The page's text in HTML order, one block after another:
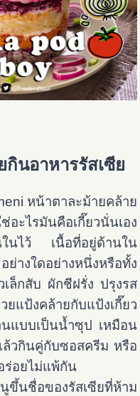
กินอาหารรัสเซีย
หน้าตาละม้ายคล้าย
อะไรมันคือเกี๊ยวนั่นเอง
ในไว้ เนื้อที่อยู่ด้านใน
ย่างใดอย่างหนึ่งหรือทั้ง
ล็กสับ ผักชีฝรั่ง ปรุงรส
แป้งคล้ายกับแป้งเกี๊ยว
นแบบเป็นน้ำซุป เหมือน
ล้วกินคู่กับซอสครีม หรือ
ร่อยไม่แพ้กัน
นชื่อของรัสเซียที่ห้าม